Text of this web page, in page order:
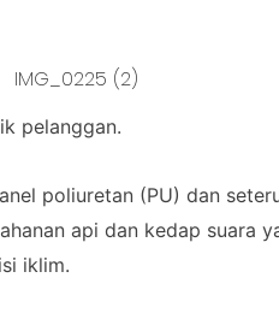
pelanggan.
poliuretan (PU) dan
api dan kedap suara
iklim.